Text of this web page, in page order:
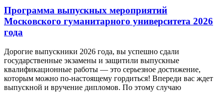
Программа выпускных мероприятий
Московского гуманитарного университета 2026
года
Дорогие выпускники 2026 года, вы успешно сдали
государственные экзамены и защитили выпускные
квалификационные работы — это серьезное достижение,
которым можно по-настоящему гордиться! Впереди вас ждет
выпускной и вручение дипломов. По этому случаю